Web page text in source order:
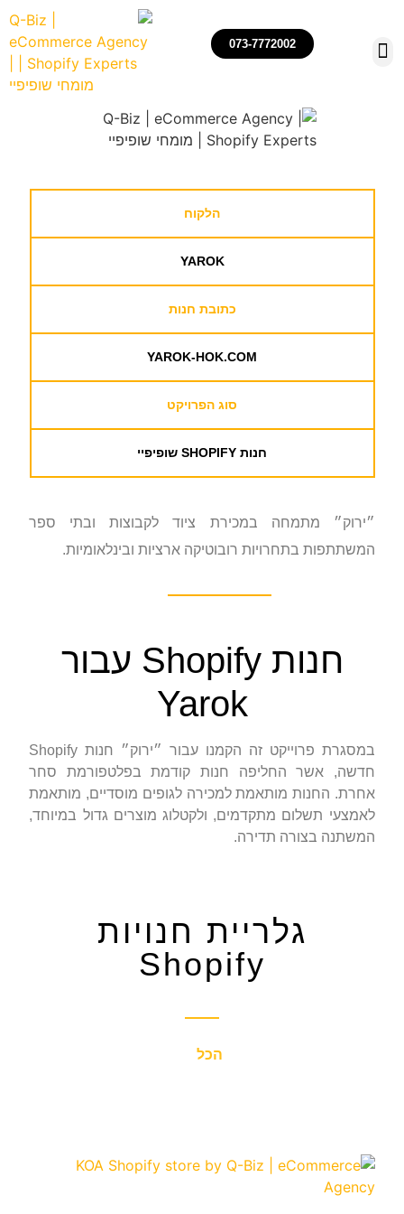
073-7772002
הלקוח
YAROK
כתובת חנות
YAROK-HOK.COM
סוג הפרויקט
חנות SHOPIFY שופיפיי
״ירוק״ מתמחה במכירת ציוד לקבוצות ובתי ספר
המשתתפות בתחרויות רובוטיקה ארציות ובינלאומיות.
חנות Shopify עבור
Yarok
במסגרת פרוייקט זה הקמנו עבור ״ירוק״ חנות Shopify
חדשה, אשר החליפה חנות קודמת בפלטפורמת סחר
אחרת. החנות מותאמת למכירה לגופים מוסדיים, מותאמת
לאמצעי תשלום מתקדמים, ולקטלוג מוצרים גדול במיוחד,
המשתנה בצורה תדירה.
גלריית חנויות
Shopify
הכל